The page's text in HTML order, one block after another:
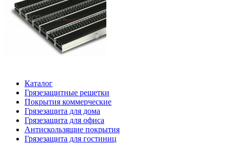
Каталог
Грязезащитные решетки
Покрытия коммерческие
Грязезащита для дома
Грязезащита для офиса
Антискользящие покрытия
Грязезащита для гостиниц